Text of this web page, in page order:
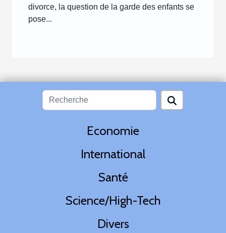
divorce, la question de la garde des enfants se
pose...
Economie
International
Santé
Science/High-Tech
Divers